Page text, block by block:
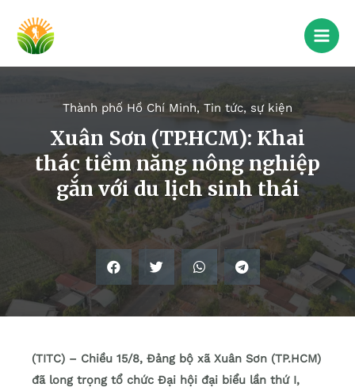
Thành phố Hồ Chí Minh, Tin tức, sự kiện
Xuân Sơn (TP.HCM): Khai
thác tiềm năng nông nghiệp
gắn với du lịch sinh thái
(TITC) – Chiều 15/8, Đảng bộ xã Xuân Sơn (TP.HCM)
đã long trọng tổ chức Đại hội đại biểu lần thứ I,